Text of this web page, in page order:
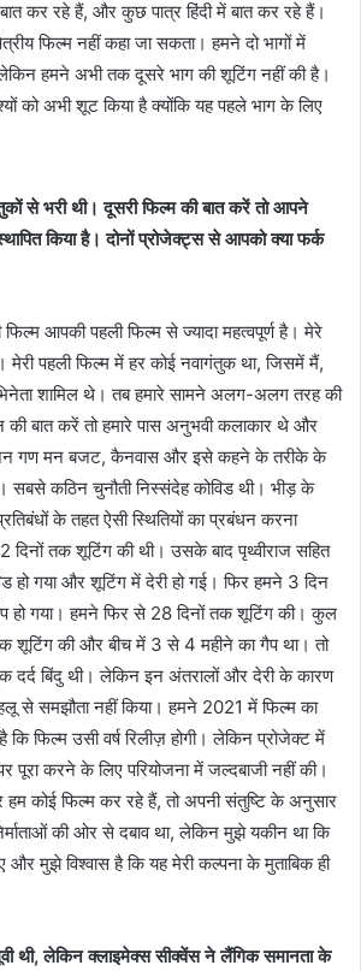
कर रहे हैं, और कुछ पात्र हिंदी में बात कर रहे हैं।
फिल्म नहीं कहा जा सकता। हमने दो भागों में
हमने अभी तक दूसरे भाग की शूटिंग नहीं की है।
को अभी शूट किया है क्योंकि यह पहले भाग के लिए
से भरी थी। दूसरी फिल्म की बात करें तो आपने
किया है। दोनों प्रोजेक्ट्स से आपको क्या फर्क
आपकी पहली फिल्म से ज्यादा महत्वपूर्ण है। मेरे
मेरी पहली फिल्म में हर कोई नवागंतुक था, जिसमें मैं,
शामिल थे। तब हमारे सामने अलग-अलग तरह की
बात करें तो हमारे पास अनुभवी कलाकार थे और
जन गण मन बजट, कैनवास और इसे कहने के तरीके के
सबसे कठिन चुनौती निस्संदेह कोविड थी। भीड़ के
के तहत ऐसी स्थितियों का प्रबंधन करना
तक शूटिंग की थी। उसके बाद पृथ्वीराज सहित
हो गया और शूटिंग में देरी हो गई। फिर हमने 3 दिन
हो गया। हमने फिर से 28 दिनों तक शूटिंग की। कुल
शूटिंग की और बीच में 3 से 4 महीने का गैप था। तो
दर्द बिंदु थी। लेकिन इन अंतरालों और देरी के कारण
से समझौता नहीं किया। हमने 2021 में फिल्म का
कि फिल्म उसी वर्ष रिलीज़ होगी। लेकिन प्रोजेक्ट में
पूरा करने के लिए परियोजना में जल्दबाजी नहीं की।
हम कोई फिल्म कर रहे हैं, तो अपनी संतुष्टि के अनुसार
की ओर से दबाव था, लेकिन मुझे यकीन था कि
और मुझे विश्वास है कि यह मेरी कल्पना के मुताबिक ही
थी, लेकिन क्लाइमेक्स सीक्वेंस ने लैंगिक समानता के